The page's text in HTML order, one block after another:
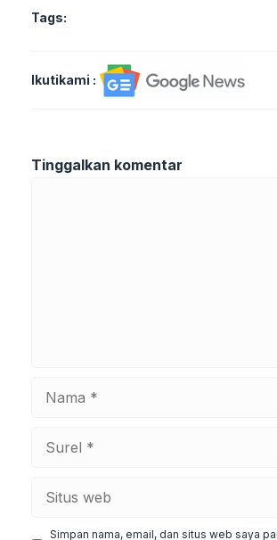
Tags:
Ikutikami :
Tinggalkan komentar
Simpan nama, email, dan situs web saya